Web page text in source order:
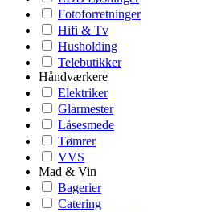
Fotoforretninger
Hifi & Tv
Husholding
Telebutikker
Håndværkere
Elektriker
Glarmester
Låsesmede
Tømrer
VVS
Mad & Vin
Bagerier
Catering